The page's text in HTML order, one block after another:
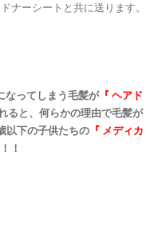
ナーシートと共に送ります。
なってしまう毛髪が『 ヘアド
ると、何らかの理由で毛髪が
以下の子供たちの 『 メディカ
！